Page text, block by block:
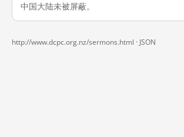
中国大陆未被屏蔽。
http://www.dcpc.org.nz/sermons.html · JSON